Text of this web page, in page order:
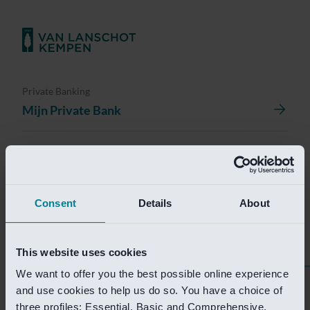
Consent Details About
This website uses cookies
We want to offer you the best possible online experience
and use cookies to help us do so. You have a choice of
three profiles: Essential, Basic and Comprehensive.
Private Banking
Mijn Private Bank
Investment Banking
Van Lanschot Kempen Research
Helaas is deze pagina